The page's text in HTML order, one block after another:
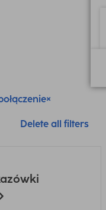
Delete all filters